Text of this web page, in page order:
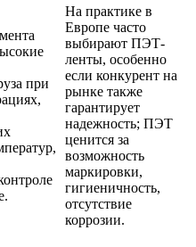
при
На практике в
Европе часто
выбирают ПЭТ-
ленты, особенно
если конкурент на
рынке также
гарантирует
надежность; ПЭТ
ценится за
возможность
маркировки,
гигиеничность,
отсутствие
коррозии.